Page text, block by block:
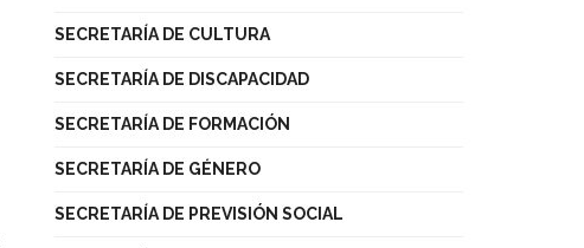
SECRETARÍA DE CULTURA
SECRETARÍA DE DISCAPACIDAD
SECRETARÍA DE FORMACIÓN
SECRETARÍA DE GÉNERO
SECRETARÍA DE PREVISIÓN SOCIAL